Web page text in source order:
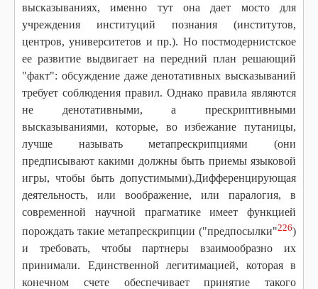
высказываниях, именно тут она дает мосто для
учреждения институций познания (институтов,
центров, университетов и пр.). Но постмодернистское
ее развитие выдвигает на передний план решающий
"факт": обсуждение даже денотативных высказываний
требует соблюдения правил. Однако правила являются
не денотативными, а прескриптивными
высказываниями, которые, во избежание путаницы,
лучше называть метапрескрипциями (они
предписывают какими должны быть приемы языковой
игры, чтобы быть допустимыми).Дифференцирующая
деятельность, или воображение, или паралогия, в
современной научной прагматике имеет функцией
порождать такие метапрескрипции ("предпосылки"226)
и требовать, чтобы партнеры взаимообразно их
принимали. Единственной легитимацией, которая в
конечном счете обеспечивает принятие такого